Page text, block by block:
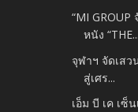
“MI
หนัง “THE...
จุฬาฯ จัดเส
สู่เศร...
เอ็ม บี เค เซ็